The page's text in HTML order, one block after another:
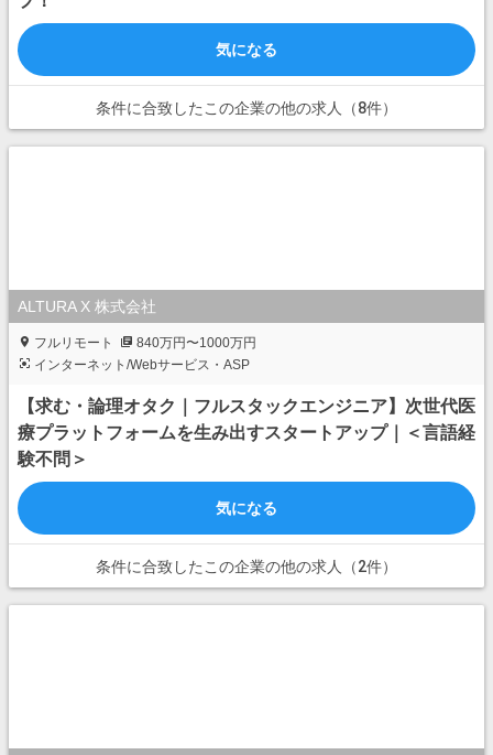
気になる
条件に合致したこの企業の他の求人（8件）
ALTURA X 株式会社
フルリモート
840万円〜1000万円
インターネット/Webサービス・ASP
【求む・論理オタク｜フルスタックエンジニア】次世代医
療プラットフォームを生み出すスタートアップ｜＜言語経
験不問＞
気になる
条件に合致したこの企業の他の求人（2件）